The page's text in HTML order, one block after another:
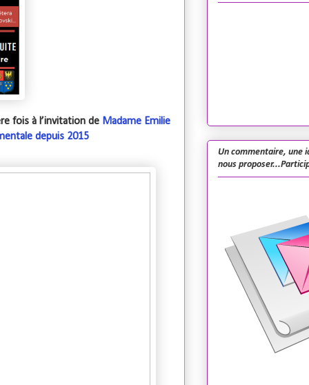
fois à l’invitation de Madame Emilie
depuis 2015
Un commentaire, une
nous